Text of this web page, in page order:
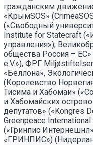
гражданским
«КрымSOS»
(«Свободный
Institute for Statecraft
управления»),
общества Россия – ЕС»
e.V.»), ФРГ
«Беллона»,
(Королевство
Тисима и Хабомаи»
и Хабомайских
депутатов» («Kongres
Greenpeace
(«Гринпис
«ГРИНПИС»)